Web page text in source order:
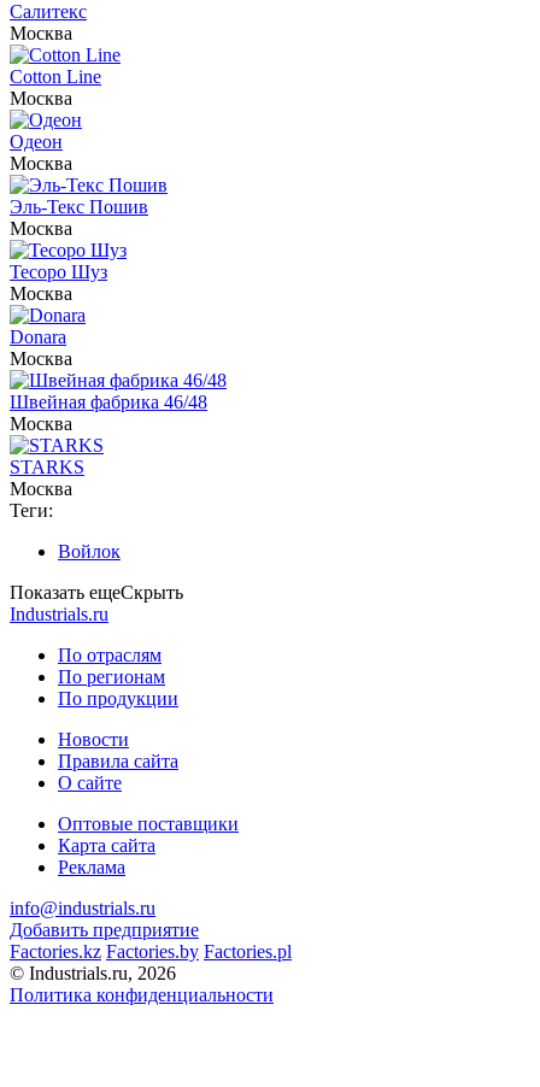
Салитекс
Москва
Cotton Line
Москва
Одеон
Москва
Эль-Текс Пошив
Москва
Тесоро Шуз
Москва
Donara
Москва
Швейная фабрика 46/48
Москва
STARKS
Москва
Теги:
Войлок
Показать ещеСкрыть
Industrials.ru
По отраслям
По регионам
По продукции
Новости
Правила сайта
О сайте
Оптовые поставщики
Карта сайта
Реклама
info@industrials.ru
Добавить предприятие
Factories.kz Factories.by Factories.pl
© Industrials.ru, 2026
Политика конфиденциальности